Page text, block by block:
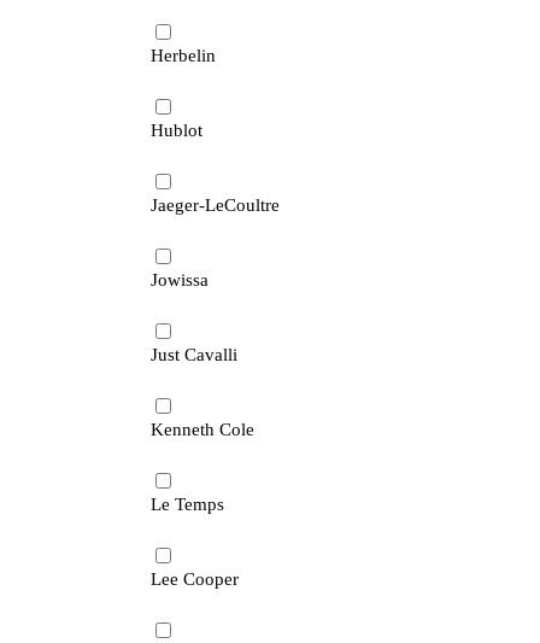
Herbelin
Hublot
Jaeger-LeCoultre
Jowissa
Just Cavalli
Kenneth Cole
Le Temps
Lee Cooper